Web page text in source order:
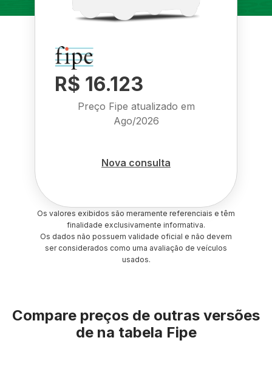
R$ 16.123
Preço Fipe atualizado em
Ago/2026
Nova consulta
Os valores exibidos são meramente referenciais e têm
finalidade exclusivamente informativa.
Os dados não possuem validade oficial e não devem
ser considerados como uma avaliação de veículos
usados.
Compare preços de outras versões
de na tabela Fipe